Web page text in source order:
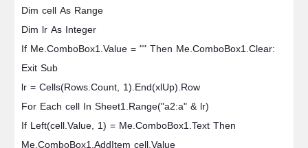
Dim cell As Range
Dim lr As Integer
If Me.ComboBox1.Value = "" Then Me.ComboBox1.Clear:
Exit Sub
lr = Cells(Rows.Count, 1).End(xlUp).Row
For Each cell In Sheet1.Range("a2:a" & lr)